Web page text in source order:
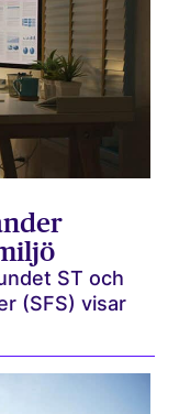
ST och
(SFS) visar